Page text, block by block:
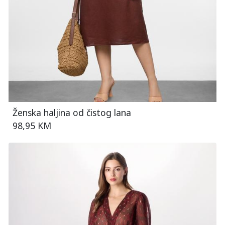
Ženska haljina od čistog lana
98,95 KM